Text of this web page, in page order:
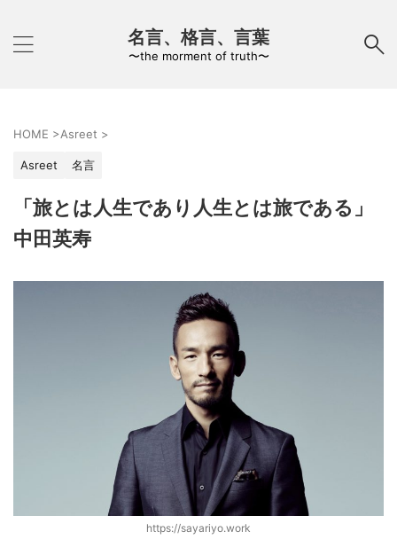
名言、格言、言葉
〜the morment of truth〜
HOME >Asreet >
Asreet 名言
「旅とは人生であり人生とは旅である」
中田英寿
https://sayariyo.work